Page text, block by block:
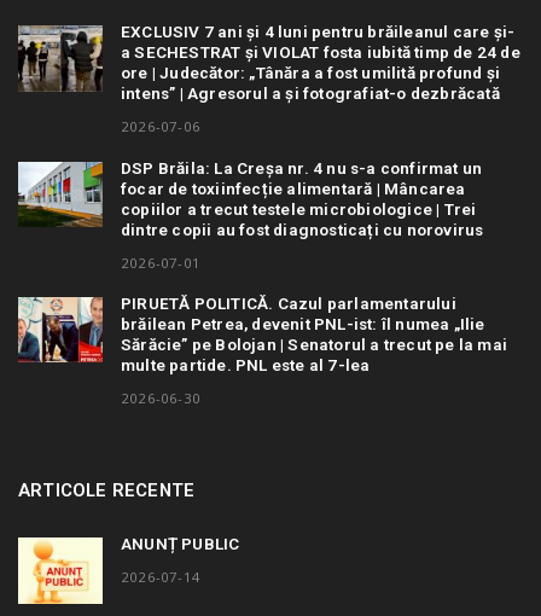
EXCLUSIV 7 ani și 4 luni pentru brăileanul care și-
a SECHESTRAT și VIOLAT fosta iubită timp de 24 de
ore | Judecător: „Tânăra a fost umilită profund și
intens” | Agresorul a și fotografiat-o dezbrăcată
2026-07-06
DSP Brăila: La Creșa nr. 4 nu s-a confirmat un
focar de toxiinfecție alimentară | Mâncarea
copiilor a trecut testele microbiologice | Trei
dintre copii au fost diagnosticați cu norovirus
2026-07-01
PIRUETĂ POLITICĂ. Cazul parlamentarului
brăilean Petrea, devenit PNL-ist: îl numea „Ilie
Sărăcie” pe Bolojan | Senatorul a trecut pe la mai
multe partide. PNL este al 7-lea
2026-06-30
ARTICOLE RECENTE
ANUNȚ PUBLIC
2026-07-14